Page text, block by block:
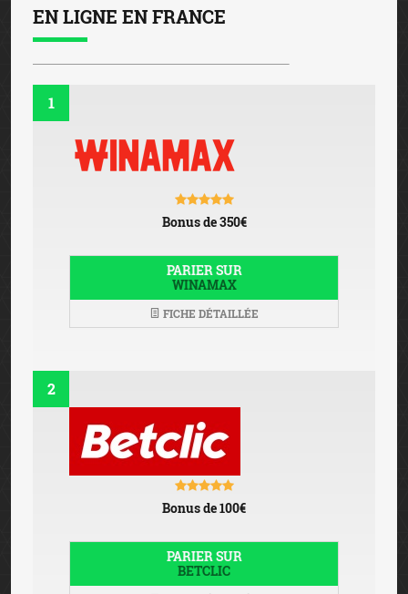
EN LIGNE EN FRANCE
1
Bonus de 350€
PARIER SUR
WINAMAX
FICHE DÉTAILLÉE
2
Bonus de 100€
PARIER SUR
BETCLIC